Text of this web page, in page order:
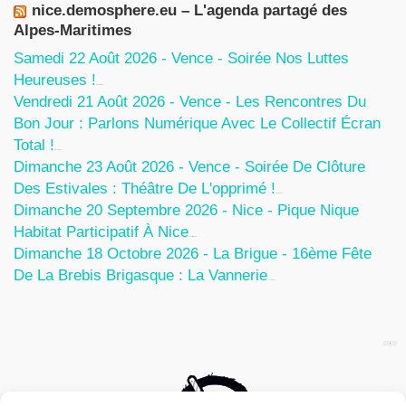
nice.demosphere.eu – L'agenda partagé des
Alpes-Maritimes
Samedi 22 Août 2026 - Vence - Soirée Nos Luttes
Heureuses !
Vendredi 21 Août 2026 - Vence - Les Rencontres Du
Bon Jour : Parlons Numérique Avec Le Collectif Écran
Total !
Dimanche 23 Août 2026 - Vence - Soirée De Clôture
Des Estivales : Théâtre De L'opprimé !
Dimanche 20 Septembre 2026 - Nice - Pique Nique
Habitat Participatif À Nice
Dimanche 18 Octobre 2026 - La Brigue - 16ème Fête
De La Brebis Brigasque : La Vannerie